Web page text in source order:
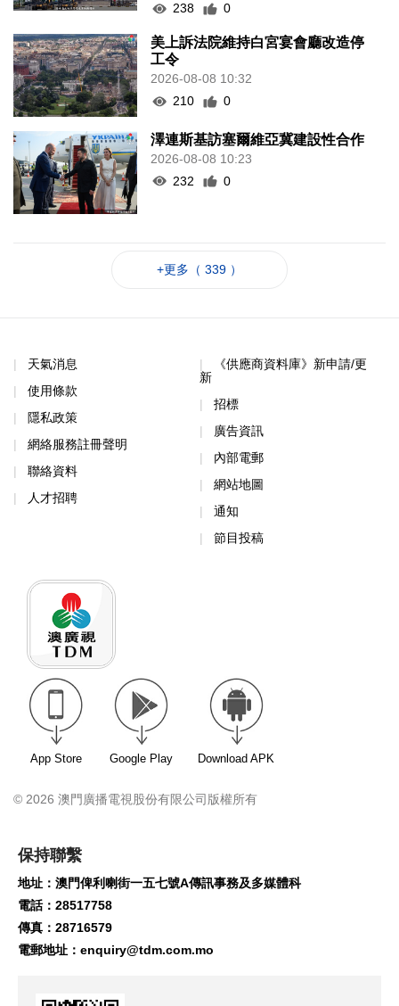
238
0
美上訴法院維持白宮宴會廳改造停
工令
2026-08-08 10:32
210
0
澤連斯基訪塞爾維亞冀建設性合作
2026-08-08 10:23
232
0
+更多（ 339 ）
天氣消息
使用條款
隱私政策
網絡服務註冊聲明
聯絡資料
人才招聘
《供應商資料庫》新申請/更
新
招標
廣告資訊
內部電郵
網站地圖
通知
節目投稿
App Store Google Play Download APK
© 2026 澳門廣播電視股份有限公司版權所有
保持聯繫
地址：澳門俾利喇街一五七號A傳訊事務及多媒體科
電話：28517758
傳真：28716579
電郵地址： enquiry@tdm.com.mo